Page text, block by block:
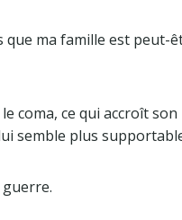
ma famille est peut-
coma, ce qui accroît
semble plus